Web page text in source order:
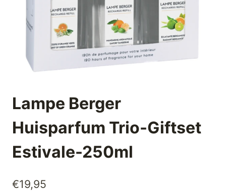
Lampe Berger
Huisparfum Trio-Giftset
Estivale-250ml
€19,95